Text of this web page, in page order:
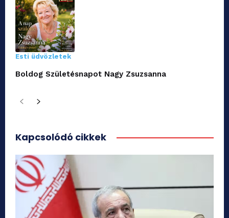
Esti üdvözletek
Boldog Születésnapot Nagy Zsuzsanna
Kapcsolódó cikkek